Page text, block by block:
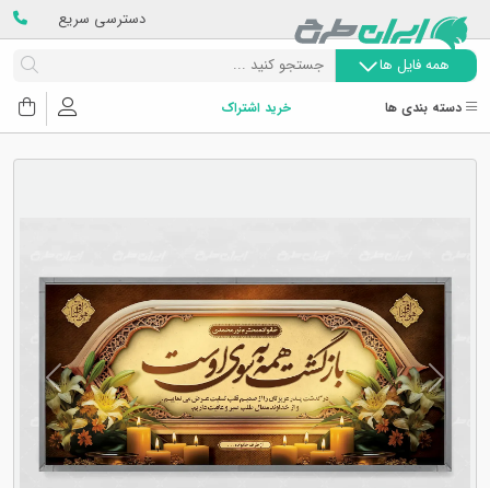
دسترسی سریع
همه فایل ها
دسته بندی ها خرید اشتراک
Previous
Next